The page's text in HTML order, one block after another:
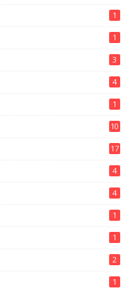
1
1
3
4
1
10
17
4
4
1
1
2
1